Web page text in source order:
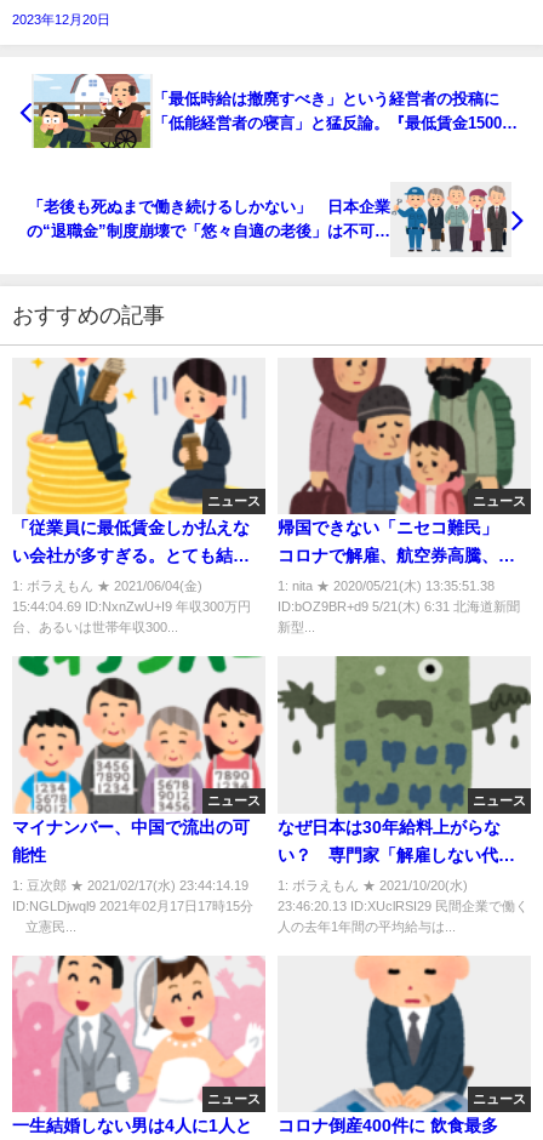
2023年12月20日
「最低時給は撤廃すべき」という経営者の投稿に
「低能経営者の寝言」と猛反論。『最低賃金1500
「老後も死ぬまで働き続けるしかない」 日本企業
の“退職金”制度崩壊で「悠々自適の老後」は不可能
おすすめの記事
ニュース
「従業員に最低賃金しか払えな
い会社が多すぎる。とても結婚
など考えられない」 年収330万
円、30代独身男性の嘆き
1: ボラえもん ★ 2021/06/04(金)
15:44:04.69 ID:NxnZwU+I9 年収300万円
台、あるいは世帯年収300...
ニュース
帰国できない「ニセコ難民」
コロナで解雇、航空券高騰、再
就職も困難
1: nita ★ 2020/05/21(木) 13:35:51.38
ID:bOZ9BR+d9 5/21(木) 6:31 北海道新聞
新型...
ニュース
マイナンバー、中国で流出の可
能性
1: 豆次郎 ★ 2021/02/17(水) 23:44:14.19
ID:NGLDjwql9 2021年02月17日17時15分
立憲民...
ニュース
なぜ日本は30年給料上がらな
い？ 専門家「解雇しない代わ
りに給料が低い」「淘汰がなく
新しい企業が育たない」
1: ボラえもん ★ 2021/10/20(水)
23:46:20.13 ID:XUclRSI29 民間企業で働く
人の去年1年間の平均給与は...
ニュース
一生結婚しない男は4人に1人と
ニュース
コロナ倒産400件に 飲食最多